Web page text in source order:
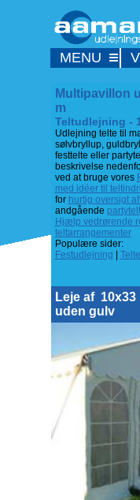
Multipavillon
m
Teltudlejning -
Udlejning telte til
sølvbryllup,
festtelte eller
beskrivelse
ved at bruge vores
med idéer til
for hurtig oversigt
andgående
Hjælp vedrørende
teltarrangementer
Populære sider:
Festudlejning
Leje af 10x33
uden gulv
MENU